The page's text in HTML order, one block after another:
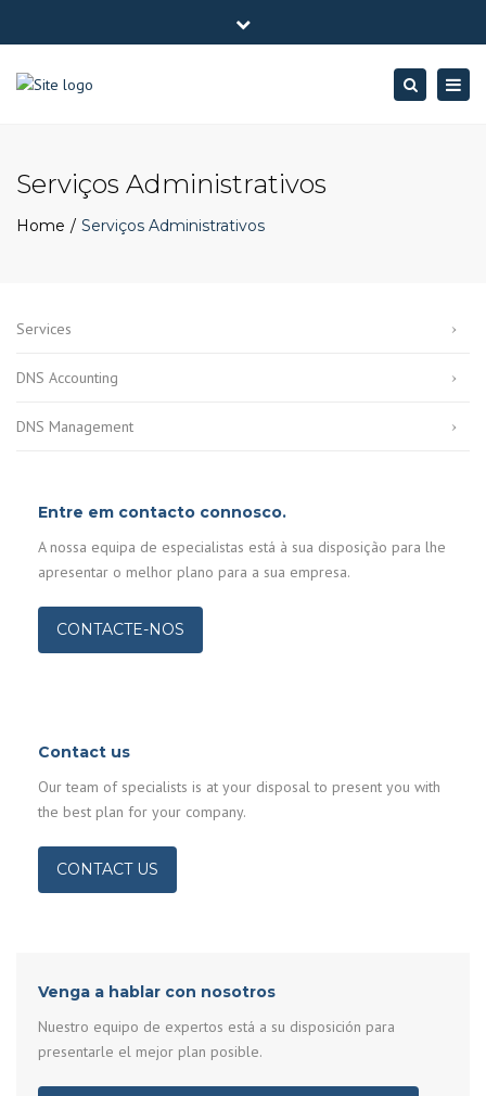
(+351) 213887547
dnscontabilidade@dnsbp.pt
Close
Search
Serviços Administrativos
Home Serviços Administrativos
Services
DNS Accounting
DNS Management
Entre em contacto connosco.
A nossa equipa de especialistas está à sua disposição para lhe
apresentar o melhor plano para a sua empresa.
CONTACTE-NOS
Contact us
Our team of specialists is at your disposal to present you with
the best plan for your company.
CONTACT US
Venga a hablar con nosotros
Nuestro equipo de expertos está a su disposición para
presentarle el mejor plan posible.